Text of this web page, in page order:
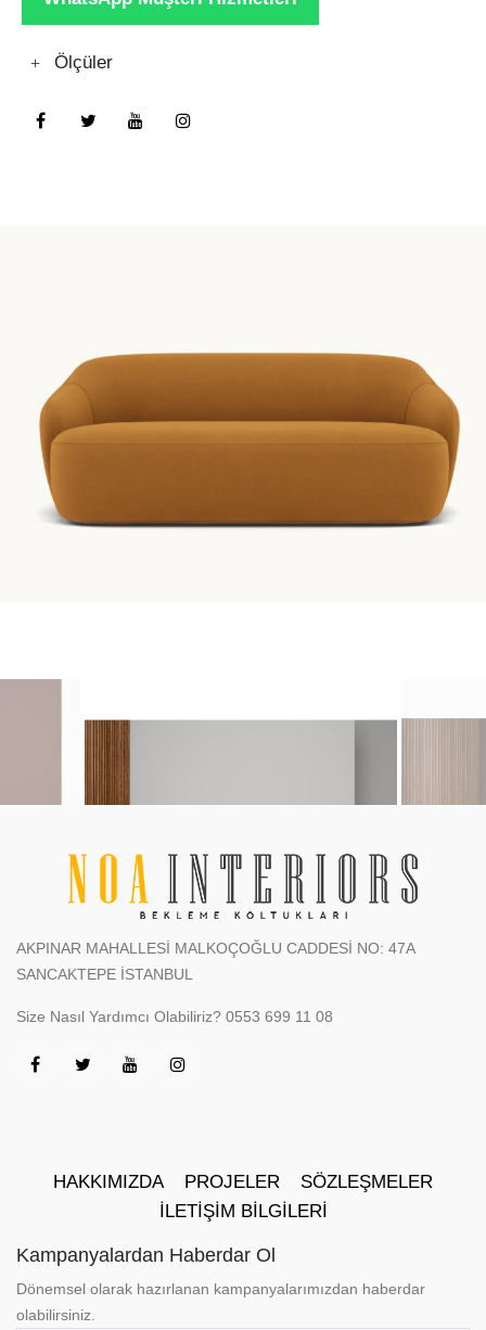
Ölçüler
AKPINAR MAHALLESİ MALKOÇOĞLU CADDESİ NO: 47A
SANCAKTEPE İSTANBUL
Size Nasıl Yardımcı Olabiliriz? 0553 699 11 08
HAKKIMIZDA PROJELER
SÖZLEŞMELER
İLETIŞIM BILGILERI
Kampanyalardan Haberdar Ol
Dönemsel olarak hazırlanan kampanyalarımızdan haberdar
olabilirsiniz.